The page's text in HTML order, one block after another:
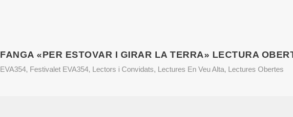
FANGA «PER ESTOVAR I GIRAR LA TERRA» LECTURA
EVA354, Festivalet EVA354, Lectors i Convidats, Lectures En Veu Alta, Lectures Obertes